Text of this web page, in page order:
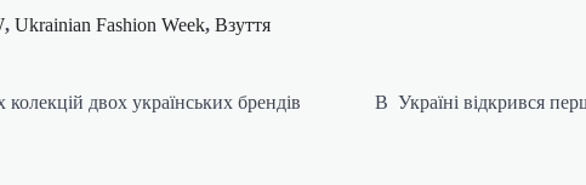
, Ukrainian Fashion Week, Взуття
двох українських брендів
В Україні відкрився